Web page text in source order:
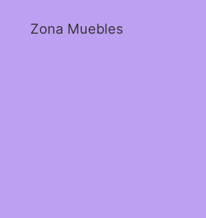
Zona Muebles